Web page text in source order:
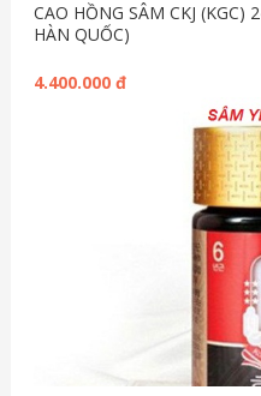
CAO HỒNG SÂM CKJ (KGC)
HÀN QUỐC)
4.400.000 đ